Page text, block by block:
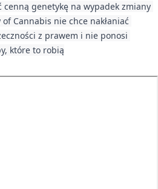
cenną genetykę na wypadek zmiany
Cannabis nie chce nakłaniać
z prawem i nie ponosi
które to robią